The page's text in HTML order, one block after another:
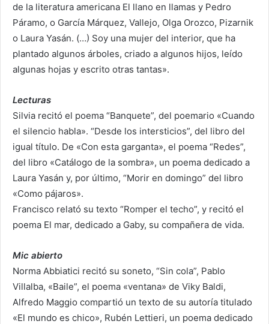
de la literatura americana El llano en llamas y Pedro
Páramo, o García Márquez, Vallejo, Olga Orozco, Pizarnik
o Laura Yasán. (…) Soy una mujer del interior, que ha
plantado algunos árboles, criado a algunos hijos, leído
algunas hojas y escrito otras tantas».
Lecturas
Silvia recitó el poema “Banquete”, del poemario «Cuando
el silencio habla». “Desde los intersticios”, del libro del
igual título. De «Con esta garganta», el poema “Redes”,
del libro «Catálogo de la sombra», un poema dedicado a
Laura Yasán y, por último, “Morir en domingo” del libro
«Como pájaros».
Francisco relató su texto “Romper el techo”, y recitó el
poema El mar, dedicado a Gaby, su compañera de vida.
Mic abierto
Norma Abbiatici recitó su soneto, “Sin cola”, Pablo
Villalba, «Baile”, el poema «ventana» de Viky Baldi,
Alfredo Maggio compartió un texto de su autoría titulado
«El mundo es chico», Rubén Lettieri, un poema dedicado